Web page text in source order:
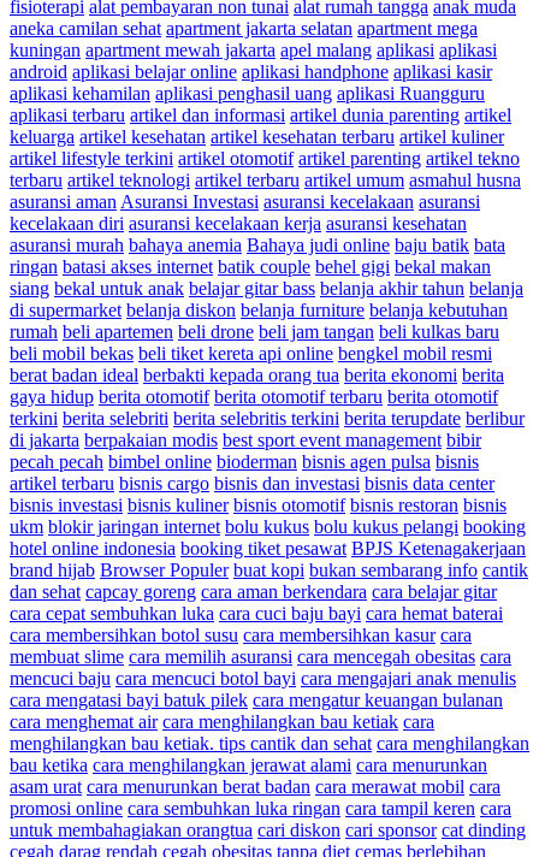
fisioterapi alat pembayaran non tunai alat rumah tangga anak muda
aneka camilan sehat apartment jakarta selatan apartment mega
kuningan apartment mewah jakarta apel malang aplikasi aplikasi
android aplikasi belajar online aplikasi handphone aplikasi kasir
aplikasi kehamilan aplikasi penghasil uang aplikasi Ruangguru
aplikasi terbaru artikel dan informasi artikel dunia parenting artikel
keluarga artikel kesehatan artikel kesehatan terbaru artikel kuliner
artikel lifestyle terkini artikel otomotif artikel parenting artikel tekno
terbaru artikel teknologi artikel terbaru artikel umum asmahul husna
asuransi amanAsuransi Investasi asuransi kecelakaan asuransi
kecelakaan diri asuransi kecelakaan kerja asuransi kesehatan
asuransi murah bahaya anemia Bahaya judi online baju batik bata
ringan batasi akses internet batik couple behel gigi bekal makan
siang bekal untuk anak belajar gitar bass belanja akhir tahun belanja
di supermarket belanja diskon belanja furniture belanja kebutuhan
rumah beli apartemen beli drone beli jam tangan beli kulkas baru
beli mobil bekas beli tiket kereta api online bengkel mobil resmi
berat badan ideal berbakti kepada orang tua berita ekonomi berita
gaya hidup berita otomotif berita otomotif terbaru berita otomotif
terkini berita selebriti berita selebritis terkini berita terupdate berlibur
di jakarta berpakaian modis best sport event management bibir
pecah pecah bimbel online bioderman bisnis agen pulsa bisnis
artikel terbaru bisnis cargo bisnis dan investasi bisnis data center
bisnis investasi bisnis kuliner bisnis otomotif bisnis restoran bisnis
ukm blokir jaringan internet bolu kukus bolu kukus pelangi booking
hotel online indonesia booking tiket pesawat BPJS Ketenagakerjaan
brand hijab Browser Populer buat kopi bukan sembarang info cantik
dan sehat capcay goreng cara aman berkendara cara belajar gitar
cara cepat sembuhkan luka cara cuci baju bayi cara hemat baterai
cara membersihkan botol susu cara membersihkan kasur cara
membuat slime cara memilih asuransi cara mencegah obesitas cara
mencuci baju cara mencuci botol bayi cara mengajari anak menulis
cara mengatasi bayi batuk pilek cara mengatur keuangan bulanan
cara menghemat air cara menghilangkan bau ketiak cara
menghilangkan bau ketiak. tips cantik dan sehat cara menghilangkan
bau ketika cara menghilangkan jerawat alami cara menurunkan
asam urat cara menurunkan berat badan cara merawat mobil cara
promosi online cara sembuhkan luka ringan cara tampil keren cara
untuk membahagiakan orangtua cari diskon cari sponsor cat dinding
cegah darag rendah cegah obesitas tanpa diet cemas berlebihan